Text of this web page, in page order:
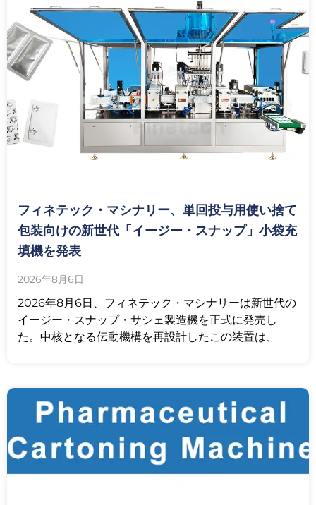
フィネテック・マシナリー、単回投与用使い捨て
包装向けの新世代「イージー・スナップ」小袋充
填機を発表
2026年8月6日
2026年8月6日、フィネテック・マシナリーは新世代の
イージー・スナップ・サシェ製造機を正式に発売し
た。中核となる伝動機構を再設計したこの装置は、